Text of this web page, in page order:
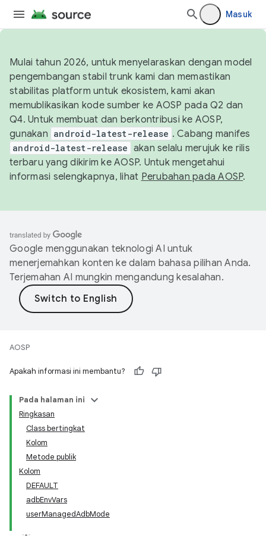
Masuk
Mulai tahun 2026, untuk menyelaraskan dengan model
pengembangan stabil trunk kami dan memastikan
stabilitas platform untuk ekosistem, kami akan
memublikasikan kode sumber ke AOSP pada Q2 dan
Q4. Untuk membuat dan berkontribusi ke AOSP,
gunakan android-latest-release . Cabang manifes
android-latest-release akan selalu merujuk ke rilis
terbaru yang dikirim ke AOSP. Untuk mengetahui
informasi selengkapnya, lihat Perubahan pada AOSP.
Google menggunakan teknologi AI untuk
menerjemahkan konten ke dalam bahasa pilihan Anda.
Terjemahan AI mungkin mengandung kesalahan.
AOSP
Apakah informasi ini membantu?
Pada halaman ini
Ringkasan
Class bertingkat
Kolom
Metode publik
Kolom
DEFAULT
adbEnvVars
userManagedAdbMode